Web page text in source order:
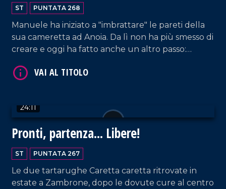
ST PUNTATA 268
Manuele ha iniziato a "imbrattare" le pareti della
sua cameretta ad Anoia. Da lì non ha più smesso di
creare e oggi ha fatto anche un altro passo:
vita".
24:11
Pronti, partenza... Libere!
ST PUNTATA 267
Le due tartarughe Caretta caretta ritrovate in
estate a Zambrone, dopo le dovute cure al centro
VAI AL TITOLO
VAI AL TITOLO